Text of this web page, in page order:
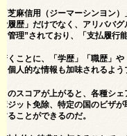
「芝麻信用（ジーマーシンヨン
費履歴」だけでなく、アリババ
け管理”されており、「支払履行
驚くことに、「学歴」「職歴」
て個人的な情報も加味されるよう
このスコアが上がると、各種シ
ポジット免除、特定の国のビザ
することができるのだ。